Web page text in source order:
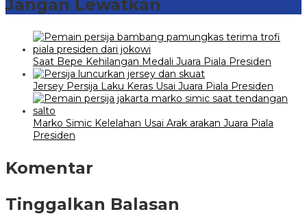
Jangan Lewatkan
Saat Bepe Kehilangan Medali Juara Piala Presiden
Jersey Persija Laku Keras Usai Juara Piala Presiden
Marko Simic Kelelahan Usai Arak arakan Juara Piala
Presiden
Komentar
Tinggalkan Balasan